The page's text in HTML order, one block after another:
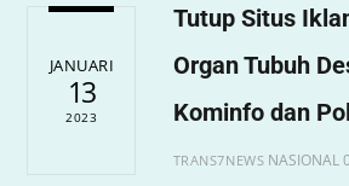
JANUARI
13
2023
Tutup Situs
Organ Tubuh
Kominfo dan
TRANS7NEWS NASIONAL0